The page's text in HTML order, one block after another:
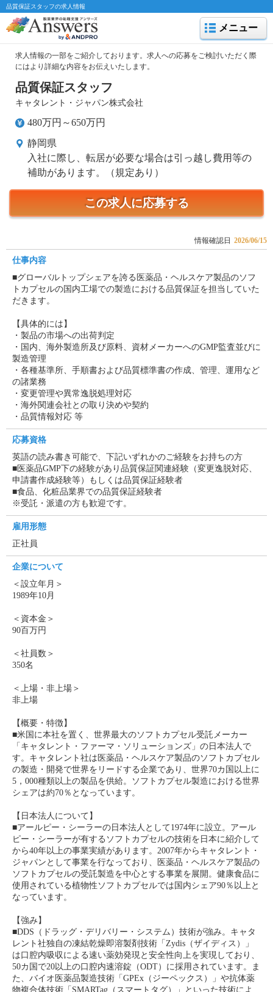
品質保証スタッフの求人情報
メニュー
求人情報の一部をご紹介しております。求人への応募をご検討いただく際
にはより詳細な内容をお伝えいたします。
品質保証スタッフ
キャタレント・ジャパン株式会社
480万円～650万円
静岡県
入社に際し、転居が必要な場合は引っ越し費用等の
補助があります。（規定あり）
この求人に応募する
情報確認日 2026/06/15
仕事内容
■グローバルトップシェアを誇る医薬品・ヘルスケア製品のソフ
トカプセルの国内工場での製造における品質保証を担当していた
だきます。
【具体的には】
・製品の市場への出荷判定
・国内、海外製造所及び原料、資材メーカーへのGMP監査並びに
製造管理
・各種基準所、手順書および品質標準書の作成、管理、運用など
の諸業務
・変更管理や異常逸脱処理対応
・海外関連会社との取り決めや契約
・品質情報対応 等
応募資格
英語の読み書き可能で、下記いずれかのご経験をお持ちの方
■医薬品GMP下の経験があり品質保証関連経験（変更逸脱対応、
申請書作成経験等）もしくは品質保証経験者
■食品、化粧品業界での品質保証経験者
※受託・派遣の方も歓迎です。
雇用形態
正社員
企業について
＜設立年月＞
1989年10月
＜資本金＞
90百万円
＜社員数＞
350名
＜上場・非上場＞
非上場
【概要・特徴】
■米国に本社を置く、世界最大のソフトカプセル受託メーカー
「キャタレント・ファーマ・ソリューションズ」の日本法人で
す。キャタレント社は医薬品・ヘルスケア製品のソフトカプセル
の製造・開発で世界をリードする企業であり、世界70カ国以上に
5，000種類以上の製品を供給。ソフトカプセル製造における世界
シェアは約70％となっています。
【日本法人について】
■アールピー・シーラーの日本法人として1974年に設立。アール
ピー・シーラーが有するソフトカプセルの技術を日本に紹介して
から40年以上の事業実績があります。2007年からキャタレント・
ジャパンとして事業を行なっており、医薬品・ヘルスケア製品の
ソフトカプセルの受託製造を中心とする事業を展開。健康食品に
使用されている植物性ソフトカプセルでは国内シェア90％以上と
なっています。
【強み】
■DDS（ドラッグ・デリバリー・システム）技術が強み。キャタ
レント社独自の凍結乾燥即溶製剤技術「Zydis（ザイディス）」
は口腔内吸収による速い薬効発現と安全性向上を実現しており、
50カ国で20以上の口腔内速溶錠（ODT）に採用されています。ま
た、バイオ医薬品製造技術「GPEx（ジーペックス）」や抗体薬
物複合体技術「SMARTag（スマートタグ）」といった技術によ